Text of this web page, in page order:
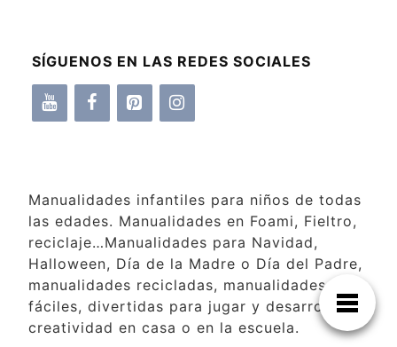
SÍGUENOS EN LAS REDES SOCIALES
Manualidades infantiles para niños de todas
las edades. Manualidades en Foami, Fieltro,
reciclaje…Manualidades para Navidad,
Halloween, Día de la Madre o Día del Padre,
manualidades recicladas, manualidades
fáciles, divertidas para jugar y desarrollar la
creatividad en casa o en la escuela.